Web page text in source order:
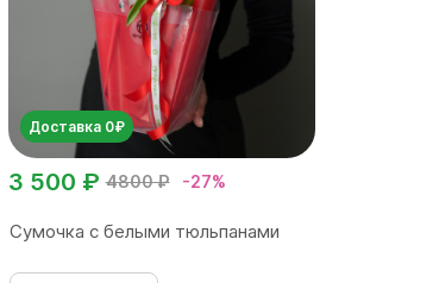
Доставка 0₽
4800 ₽ -27%
3 500 ₽
Сумочка с белыми тюльпанами